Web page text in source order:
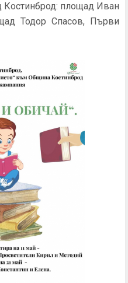
Костинброд: площад Иван
Тодор Спасов, Първи